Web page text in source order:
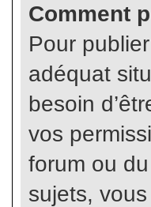
Comment
Pour
adéquat
besoin
vos
forum ou
sujets,